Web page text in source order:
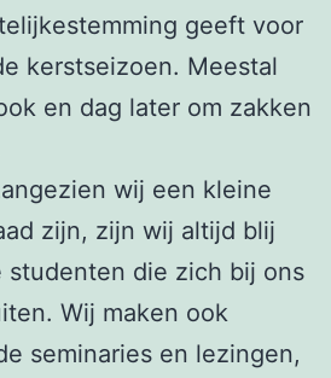
geeft voor
kerstseizoen. Meestal
en dag later om zakken
wij een kleine
zijn, zijn wij altijd blij
studenten die zich bij ons
Wij maken ook
seminaries en lezingen,